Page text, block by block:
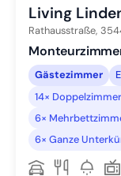
Living
Rathausstraße,
Gästezimmer
14×
6×
6× Ganze